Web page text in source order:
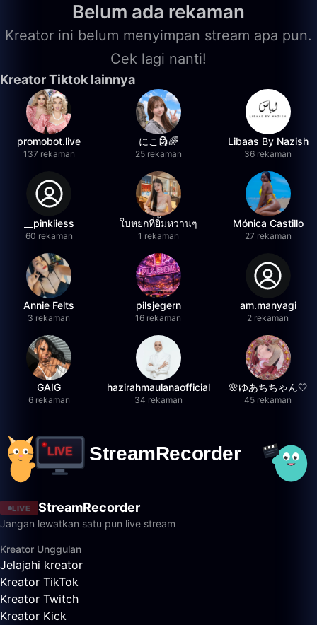
Belum ada rekaman
Kreator ini belum menyimpan stream apa pun.
Cek lagi nanti!
Kreator Tiktok lainnya
promobot.live
137 rekaman
にこ🗿🌈
25 rekaman
Libaas By Nazish
36 rekaman
__pinkiiess
60 rekaman
ใบหยกที่ยิ้มหวานๆ
1 rekaman
Mónica Castillo
27 rekaman
Annie Felts
3 rekaman
pilsjegern
16 rekaman
am.manyagi
2 rekaman
GAIG
6 rekaman
hazirahmaulanaofficial
34 rekaman
🌸ゆあちちゃん🤍
45 rekaman
LIVE StreamRecorder
Jangan lewatkan satu pun live stream
Kreator Unggulan
Jelajahi kreator
Kreator TikTok
Kreator Twitch
Kreator Kick